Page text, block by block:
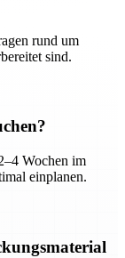
rund um
sind.
Wochen im
einplanen.